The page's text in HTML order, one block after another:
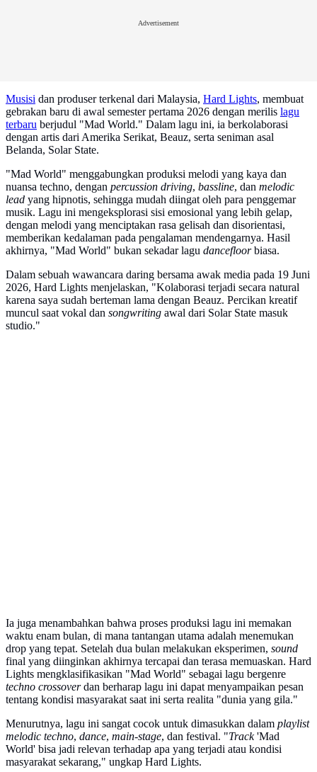
Advertisement
Musisi dan produser terkenal dari Malaysia, Hard Lights, membuat
gebrakan baru di awal semester pertama 2026 dengan merilis lagu
terbaru berjudul "Mad World." Dalam lagu ini, ia berkolaborasi
dengan artis dari Amerika Serikat, Beauz, serta seniman asal
Belanda, Solar State.
"Mad World" menggabungkan produksi melodi yang kaya dan
nuansa techno, dengan percussion driving, bassline, dan melodic
lead yang hipnotis, sehingga mudah diingat oleh para penggemar
musik. Lagu ini mengeksplorasi sisi emosional yang lebih gelap,
dengan melodi yang menciptakan rasa gelisah dan disorientasi,
memberikan kedalaman pada pengalaman mendengarnya. Hasil
akhirnya, "Mad World" bukan sekadar lagu dancefloorbiasa.
Dalam sebuah wawancara daring bersama awak media pada 19 Juni
2026, Hard Lights menjelaskan, "Kolaborasi terjadi secara natural
karena saya sudah berteman lama dengan Beauz. Percikan kreatif
muncul saat vokal dan songwriting awal dari Solar State masuk
studio."
Ia juga menambahkan bahwa proses produksi lagu ini memakan
waktu enam bulan, di mana tantangan utama adalah menemukan
drop yang tepat. Setelah dua bulan melakukan eksperimen, sound
final yang diinginkan akhirnya tercapai dan terasa memuaskan. Hard
Lights mengklasifikasikan "Mad World" sebagai lagu bergenre
techno crossoverdan berharap lagu ini dapat menyampaikan pesan
tentang kondisi masyarakat saat ini serta realita "dunia yang gila."
Menurutnya, lagu ini sangat cocok untuk dimasukkan dalam playlist
melodic techno, dance, main-stage, dan festival. "Track'Mad
World' bisa jadi relevan terhadap apa yang terjadi atau kondisi
masyarakat sekarang," ungkap Hard Lights.